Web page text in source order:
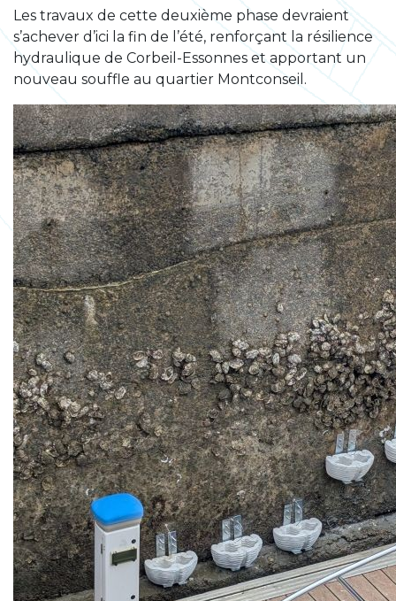
Les travaux de cette deuxième phase devraient
s’achever d’ici la fin de l’été, renforçant la résilience
hydraulique de Corbeil-Essonnes et apportant un
nouveau souffle au quartier Montconseil.